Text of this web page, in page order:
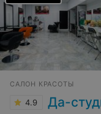
САЛОН КРАСОТЫ
4.9 Да-